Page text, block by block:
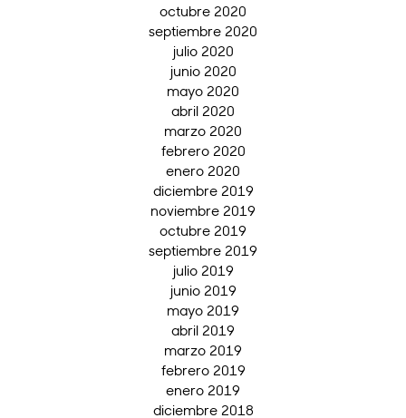
octubre 2020
septiembre 2020
julio 2020
junio 2020
mayo 2020
abril 2020
marzo 2020
febrero 2020
enero 2020
diciembre 2019
noviembre 2019
octubre 2019
septiembre 2019
julio 2019
junio 2019
mayo 2019
abril 2019
marzo 2019
febrero 2019
enero 2019
diciembre 2018